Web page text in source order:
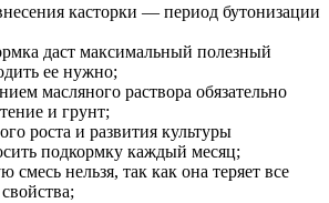
касторки — период бутонизации
даст максимальный полезный
ее нужно;
масляного раствора обязательно
и грунт;
роста и развития культуры
подкормку каждый месяц;
смесь нельзя, так как она теряет все